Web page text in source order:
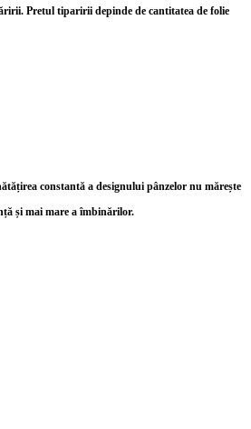
Pretul tiparirii depinde de cantitatea de folie
constantă a designului pânzelor nu mărește
și mai mare a îmbinărilor.